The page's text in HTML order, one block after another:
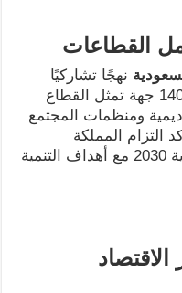
القطاعات
نهجًا تشاركيًا
واسع النطاق، بمساهمة أكثر من 140 جهة تمثل القطاع
ومنظمات المجتمع
التزام المملكة
بمواءمة مستهدفات رؤية السعودية 2030 مع أهداف التنمية